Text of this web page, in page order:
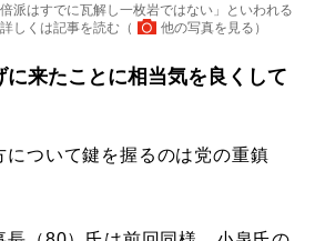
派はすでに瓦解し一枚岩ではない」といわれる
しくは記事を読む（
他の写真を見る ）
に来たことに相当気を良くして
ついて鍵を握るのは党の重鎮